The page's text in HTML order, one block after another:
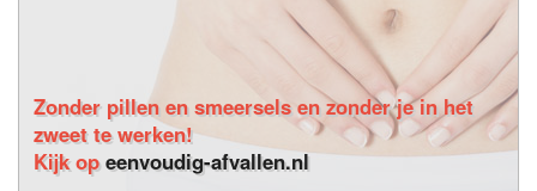
Zonder pillen en smeersels en zonder je in het
zweet te werken!
Kijk opeenvoudig-afvallen.nl